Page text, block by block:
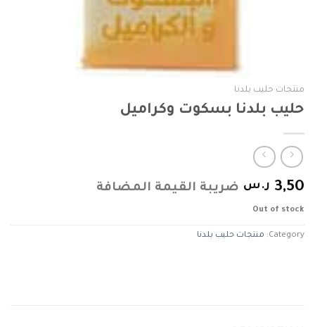
منتجات حليب بلدنا
حليب بلدنا بسكوت وكراميل
3,50 ر.س ضريبة القيمة المضافة
Out of stock
Category: منتجات حليب بلدنا